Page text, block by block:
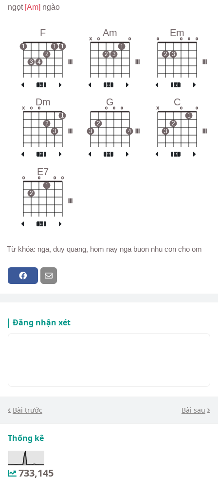
ngọt [Am] ngào
F
1
3 4
2
1 1
Am
x o
2 3
1
o
Em
o
2 3
o o o
Dm
x o o
2
3
1
G
3
2
o o o
4
C
x
3
2
o
1
o
E7
o
2
o
1
o o
Từ khóa: nga, duy quang, hom nay nga buon nhu con cho om
Đăng nhận xét
Bài trước Bài sau
Thống kê
733,145